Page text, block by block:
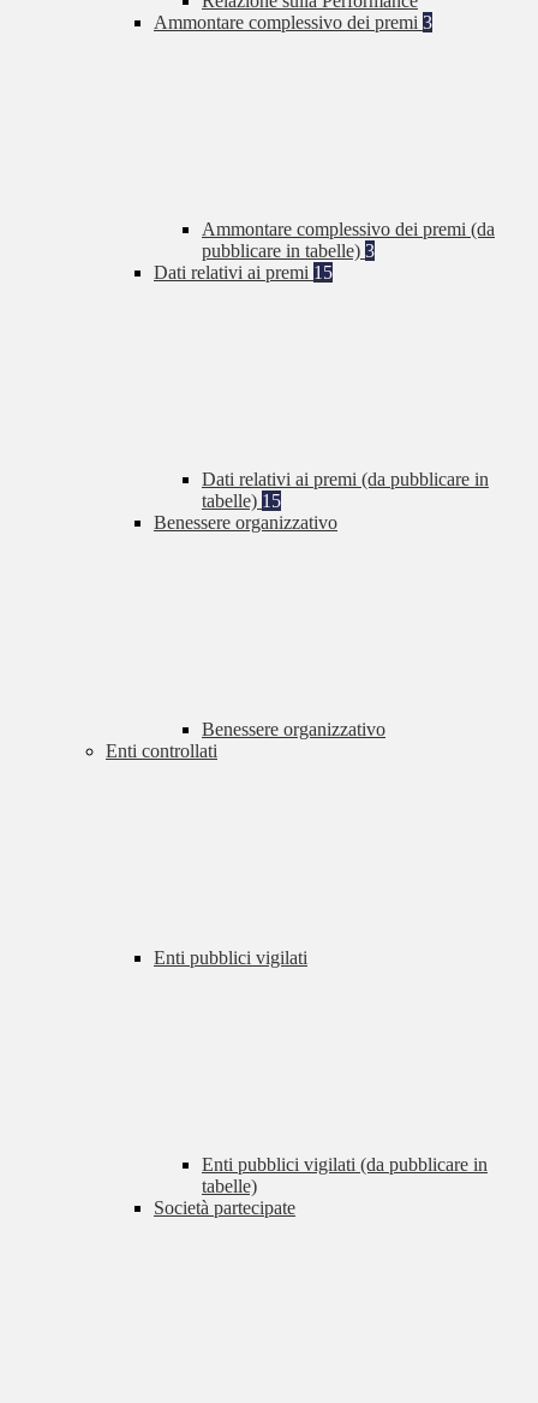
Ammontare complessivo dei premi 3
Ammontare complessivo dei premi (da
pubblicare in tabelle) 3
Dati relativi ai premi 15
Dati relativi ai premi (da pubblicare in
tabelle) 15
Benessere organizzativo
Benessere organizzativo
Enti controllati
Enti pubblici vigilati
Enti pubblici vigilati (da pubblicare in
tabelle)
Società partecipate